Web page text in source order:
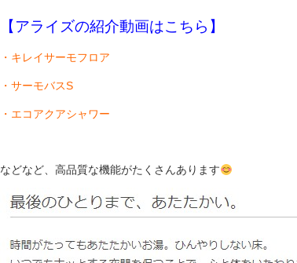
【アライズの紹介動画はこちら】
・ キレイサーモフロア
・サーモバスS
・エコアクアシャワー
などなど、高品質な機能がたくさんあります